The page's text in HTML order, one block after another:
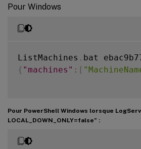
Pour Windows
ListMachines .
{ "machines" : [
Pour PowerShell Windows lorsque
LOCAL_DOWN_ONLY=false” :